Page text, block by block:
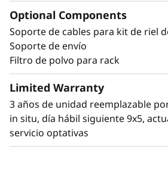
encendido.
SE350
El SE350 puede montarse de
Explore estas soluciones de
de Productos de Lenovo Press.
Optional Components
Soporte de cables para kit de riel
Soporte de envío
Filtro de polvo para rack
Limited Warranty
3 años de unidad reemplazable
in situ, día hábil siguiente 9x5,
servicio optativas